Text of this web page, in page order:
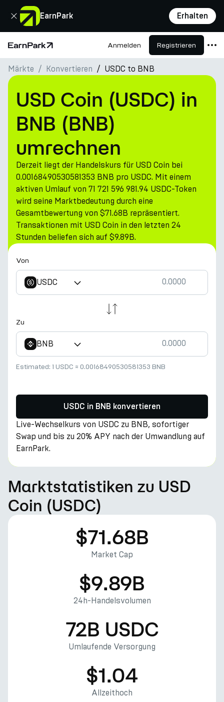
EarnPark Erhalten
Schließen
Startseite Anmelden Registrieren
Produkte
Märkte
Rechner
PARK Token
Ressourcen
Unternehmen
Märkte Konvertieren USDC to BNB
USD Coin (USDC) in
BNB (BNB)
umrechnen
Derzeit liegt der Handelskurs für USD Coin bei
0.00168490530581353 BNB pro USDC. Mit einem
aktiven Umlauf von 71 721 596 981.94 USDC-Token
wird seine Marktbedeutung durch eine
Gesamtbewertung von $71.68B repräsentiert.
Transaktionen mit USD Coin in den letzten 24
Stunden beliefen sich auf $9.89B.
Von
USDC
Zu
BNB
Estimated: 1 USDC ≈ 0.00168490530581353 BNB
USDC in BNB konvertieren
Live-Wechselkurs von USDC zu BNB, sofortiger
Swap und bis zu 20% APY nach der Umwandlung auf
EarnPark.
Marktstatistiken zu USD
Coin (USDC)
$71.68B
Market Cap
$9.89B
24h-Handelsvolumen
72B USDC
Umlaufende Versorgung
$1.04
Allzeithoch